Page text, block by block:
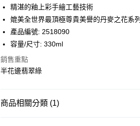
精湛的釉上彩手繪工藝技術
媲美全世界最頂極尊貴美譽的丹麥之花系列
產品編號: 2518090
容量/尺寸: 330ml
銷售重點
半花邊翡翠綠
商品相關分類 (1)